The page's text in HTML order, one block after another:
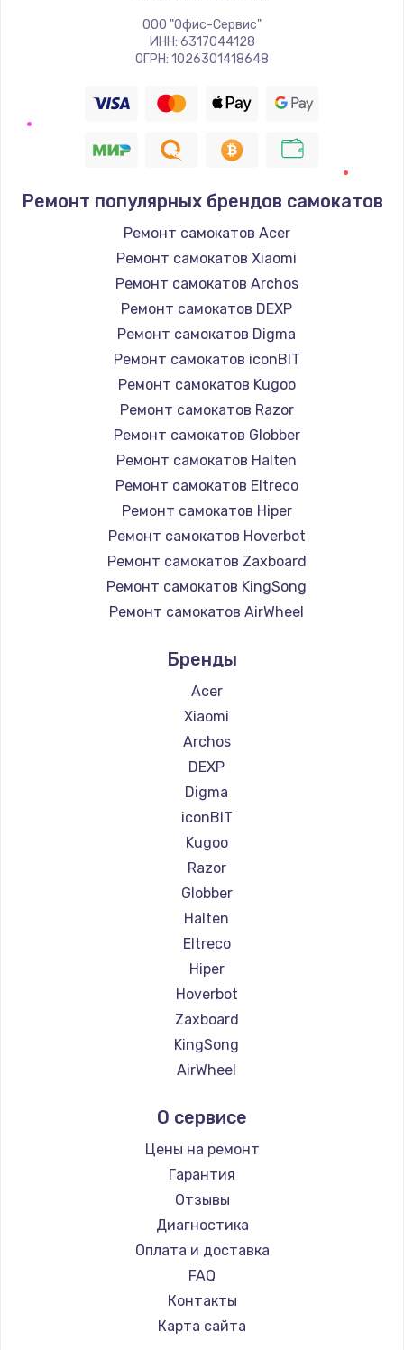
ООО "Офис-Сервис"
ИНН: 6317044128
ОГРН: 1026301418648
Ремонт популярных брендов самокатов
Ремонт самокатов Acer
Ремонт самокатов Xiaomi
Ремонт самокатов Archos
Ремонт самокатов DEXP
Ремонт самокатов Digma
Ремонт самокатов iconBIT
Ремонт самокатов Kugoo
Ремонт самокатов Razor
Ремонт самокатов Globber
Ремонт самокатов Halten
Ремонт самокатов Eltreco
Ремонт самокатов Hiper
Ремонт самокатов Hoverbot
Ремонт самокатов Zaxboard
Ремонт самокатов KingSong
Ремонт самокатов AirWheel
Ремонт самокатов Hunter
Ремонт самокатов Shorner
Ремонт самокатов Joyor
Ремонт самокатов Minimotors
Ремонт самокатов Bork
Ремонт самокатов Segway
Ремонт самокатов KIRIN
Бренды
Acer
Xiaomi
Archos
DEXP
Digma
iconBIT
Kugoo
Razor
Globber
Halten
Eltreco
Hiper
Hoverbot
Zaxboard
KingSong
AirWheel
Hunter
Shorner
Joyor
Minimotors
Bork
Segway
KIRIN
О сервисе
Цены на ремонт
Гарантия
Отзывы
Диагностика
Оплата и доставка
FAQ
Контакты
Карта сайта